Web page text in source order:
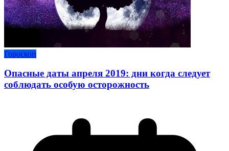
Гороскоп
Опасные даты апреля 2019: дни когда следует
соблюдать особую осторожность